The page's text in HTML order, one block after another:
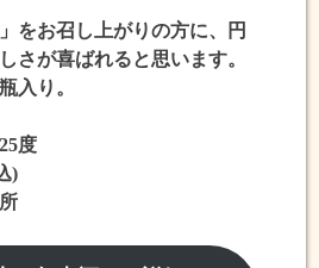
をお召し上がりの方に、
円
さが喜ばれると思います。
入り。
度
)